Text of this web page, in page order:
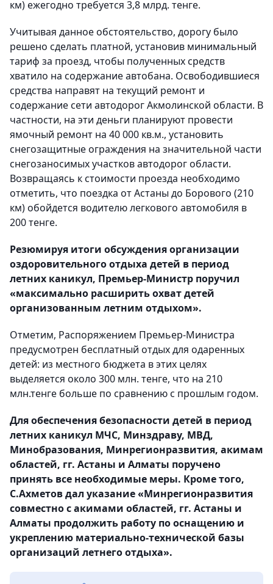
км) ежегодно требуется 3,8 млрд. тенге.
Учитывая данное обстоятельство, дорогу было
решено сделать платной, установив минимальный
тариф за проезд, чтобы полученных средств
хватило на содержание автобана. Освободившиеся
средства направят на текущий ремонт и
содержание сети автодорог Акмолинской области. В
частности, на эти деньги планируют провести
ямочный ремонт на 40 000 кв.м., установить
снегозащитные ограждения на значительной части
снегозаносимых участков автодорог области.
Возвращаясь к стоимости проезда необходимо
отметить, что поездка от Астаны до Борового (210
км) обойдется водителю легкового автомобиля в
200 тенге.
Резюмируя итоги обсуждения организации
оздоровительного отдыха детей в период
летних каникул, Премьер-Министр поручил
«максимально расширить охват детей
организованным летним отдыхом».
Отметим, Распоряжением Премьер-Министра
предусмотрен бесплатный отдых для одаренных
детей: из местного бюджета в этих целях
выделяется около 300 млн. тенге, что на 210
млн.тенге больше по сравнению с прошлым годом.
Для обеспечения безопасности детей в период
летних каникул МЧС, Минздраву, МВД,
Минобразования, Минрегионразвития, акимам
областей, гг. Астаны и Алматы поручено
принять все необходимые меры. Кроме того,
С.Ахметов дал указание «Минрегионразвития
совместно с акимами областей, гг. Астаны и
Алматы продолжить работу по оснащению и
укреплению материально-технической базы
организаций летнего отдыха».